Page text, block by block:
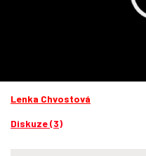
Lenka Chvostová
Diskuze (3)